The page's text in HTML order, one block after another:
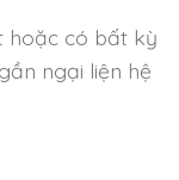
hoặc có bất kỳ
ngại liện hệ